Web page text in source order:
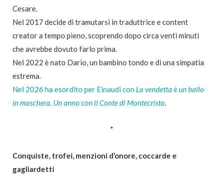
Cesare.
Nel 2017 decide di tramutarsi in traduttrice e content
creator a tempo pieno, scoprendo dopo circa venti minuti
che avrebbe dovuto farlo prima.
Nel 2022 è nato Dario, un bambino tondo e di una simpatia
estrema.
Nel 2026 ha esordito per Einaudi con La vendetta è un ballo
in maschera. Un anno con il Conte di Montecristo.
*
Conquiste, trofei, menzioni d’onore, coccarde e
gagliardetti